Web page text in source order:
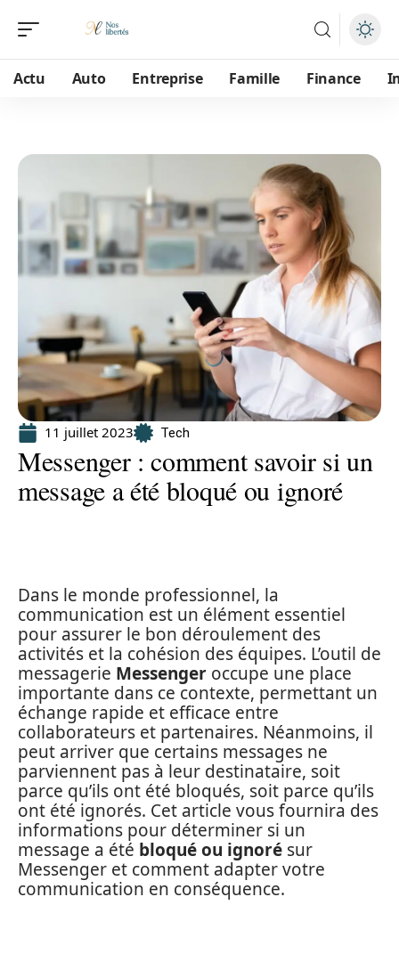
Actu Auto Entreprise Famille Finance
11 juillet 2023 Tech
Messenger : comment savoir si un
message a été bloqué ou ignoré
Dans le monde professionnel, la
communication est un élément essentiel
pour assurer le bon déroulement des
activités et la cohésion des équipes. L’outil de
messagerie Messenger occupe une place
importante dans ce contexte, permettant un
échange rapide et efficace entre
collaborateurs et partenaires. Néanmoins, il
peut arriver que certains messages ne
parviennent pas à leur destinataire, soit
parce qu’ils ont été bloqués, soit parce qu’ils
ont été ignorés. Cet article vous fournira des
informations pour déterminer si un
message a été bloqué ou ignoré sur
Messenger et comment adapter votre
communication en conséquence.